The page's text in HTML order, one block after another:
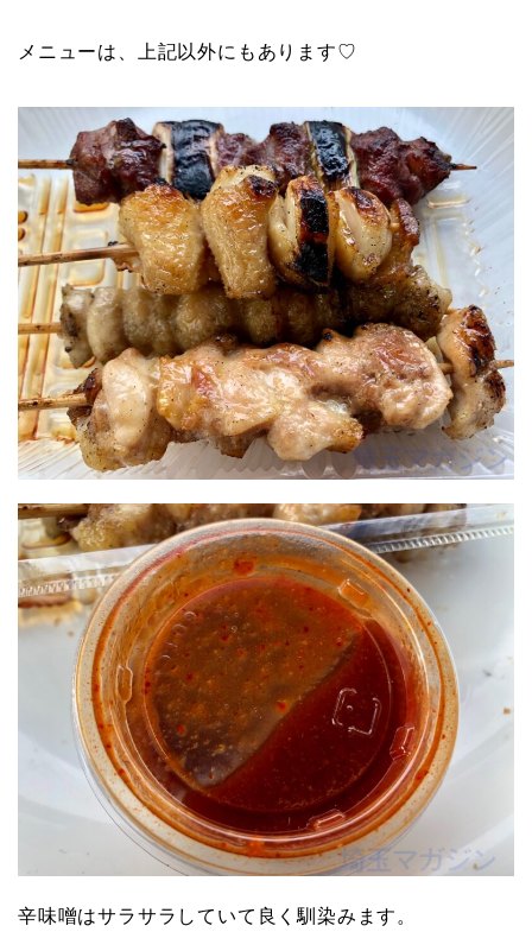
メニューは、上記以外にもあります♡
辛味噌はサラサラしていて良く馴染みます。